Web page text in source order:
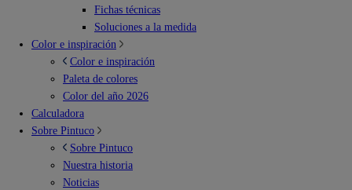
Fichas técnicas
Soluciones a la medida
Color e inspiración
Color e inspiración
Paleta de colores
Color del año 2026
Calculadora
Sobre Pintuco
Sobre Pintuco
Nuestra historia
Noticias